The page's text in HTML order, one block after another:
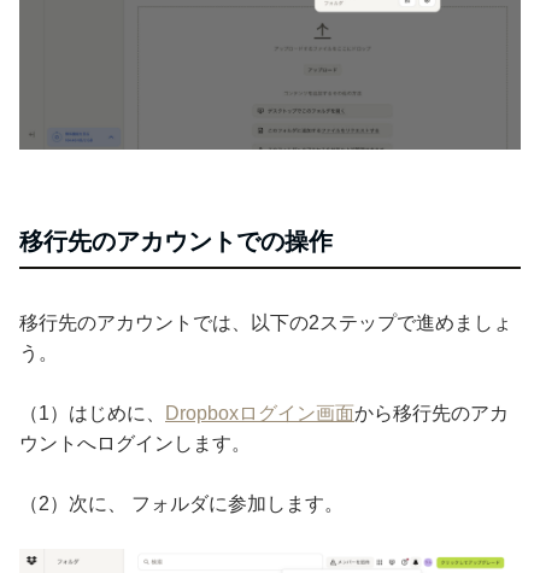
移行先のアカウントでの操作
移行先のアカウントでは、以下の2ステップで進めましょ
う。
（1）はじめに、 Dropboxログイン画面から移行先のアカ
ウントへログインします。
（2）次に、 フォルダに参加します。